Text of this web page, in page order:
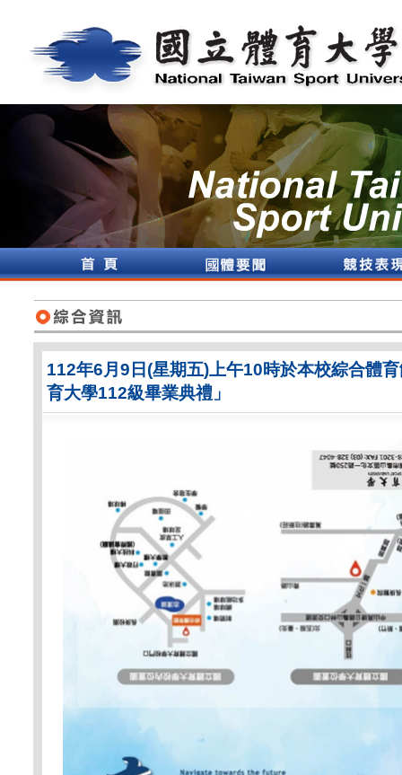
112年6月9日(星期五)上午10時於本校綜合體
育大學112級畢業典禮」